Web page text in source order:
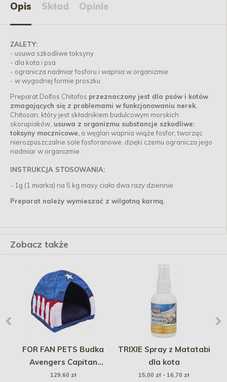
Opis Skład Opinie
ZALETY:
- usuwa szkodliwe toksyny
- dla kota i psa
- ogranicza nadmiar fosforu i wapnia w organizmie
- w wygodnej formie proszku
Preparat Dolfos Chitofos przeznaczony jest dla psów i kotów
zmagających się z problemami w funkcjonowaniu nerek.
Chitosan, który jest składnikiem budulcowym morskich
skorupiaków, usuwa z organizmu substancje szkodliwe:
toksyny mocznicowe, a węglan wapnia wiąże fosfor, tworząc
nierozpuszczalne sole fosforanowe, dzięki czemu ogranicza jego
nadmiar w organizmie.
INSTRUKCJA STOSOWANIA:
- 1g (1 miarka) na 5 kg masy ciała dwa razy dziennie
Preparat należy wymieszać z wilgotną karmą.
Zobacz także
FOR FAN PETS Budka
Avengers Capitan
America
129,60 zł
TRIXIE Spray z Matatabi
dla kota
15,00 zł - 16,70 zł